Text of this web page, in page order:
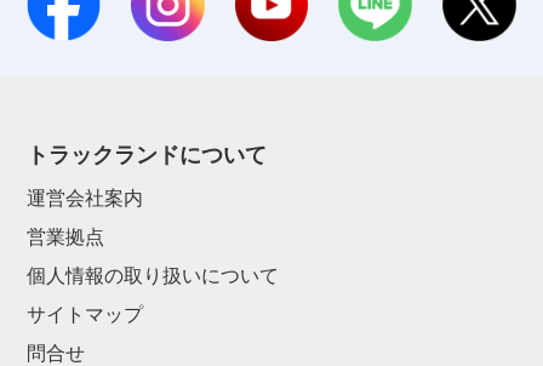
トラックランドについて
運営会社案内
営業拠点
個人情報の取り扱いについて
サイトマップ
問合せ